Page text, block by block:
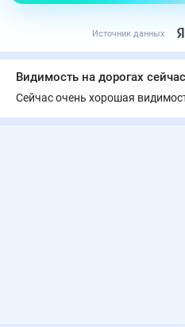
Источник данных
Видимость на дорогах сейчас
Сейчас очень хорошая